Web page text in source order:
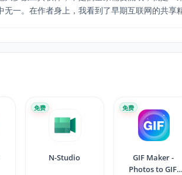
无一。在作者身上，我看到了早期互联网的共享
N-Studio
免费
GIF Maker -
Photos to GIF,
免费